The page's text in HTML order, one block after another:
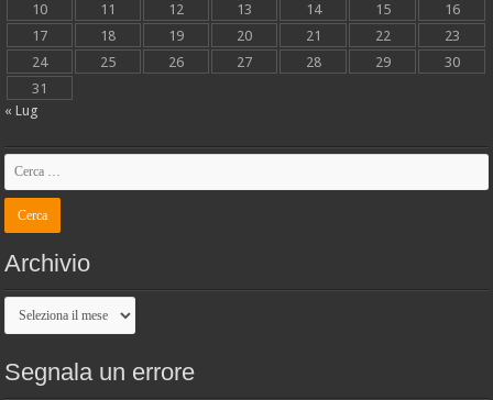
10
11 12 13 14 15
16
17
18 19 20 21 22
23
24
25 26 27 28 29
30
31
« Lug
Archivio
Archivio
Segnala un errore